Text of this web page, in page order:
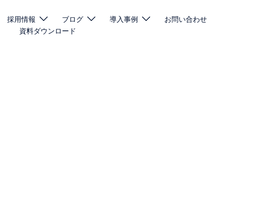
採用情報 ブログ 導入事例
お問い合わせ
資料ダウンロード